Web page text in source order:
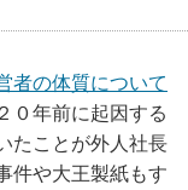
者の体質について
０年前に起因する
たことが外人社長
件や大王製紙もす